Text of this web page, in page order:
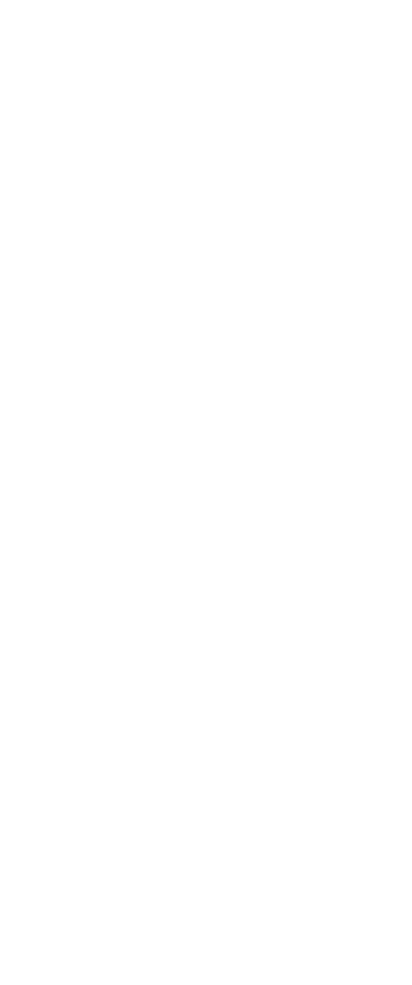
hat. Außerdem erzählen sie über all das, was sie auf
Egal, ob Early Morning Dive oder
Süden, ihr seid mit an Bord!
und im